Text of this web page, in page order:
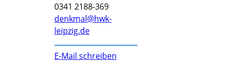
0341 2188-369
denkmal@hwk-
leipzig.de
E-Mail schreiben